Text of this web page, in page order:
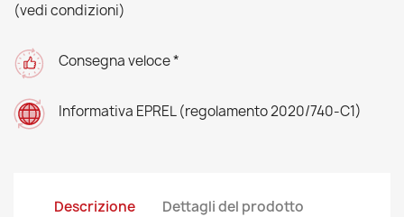
(vedi condizioni)
Consegna veloce *
Informativa EPREL (regolamento 2020/740-C1)
Descrizione Dettagli del prodotto